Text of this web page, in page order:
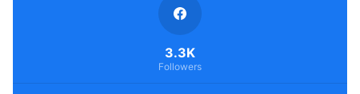
3.3K
Followers